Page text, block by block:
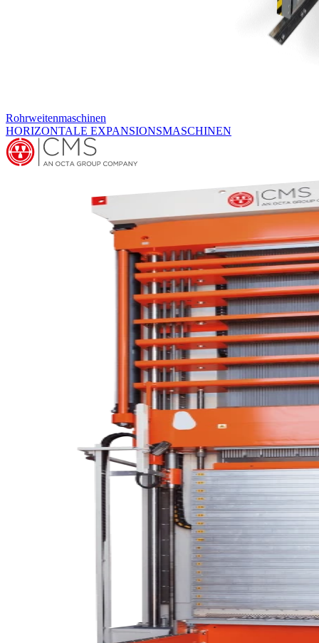
Rohrweitenmaschinen
HORIZONTALE EXPANSIONSMASCHINEN